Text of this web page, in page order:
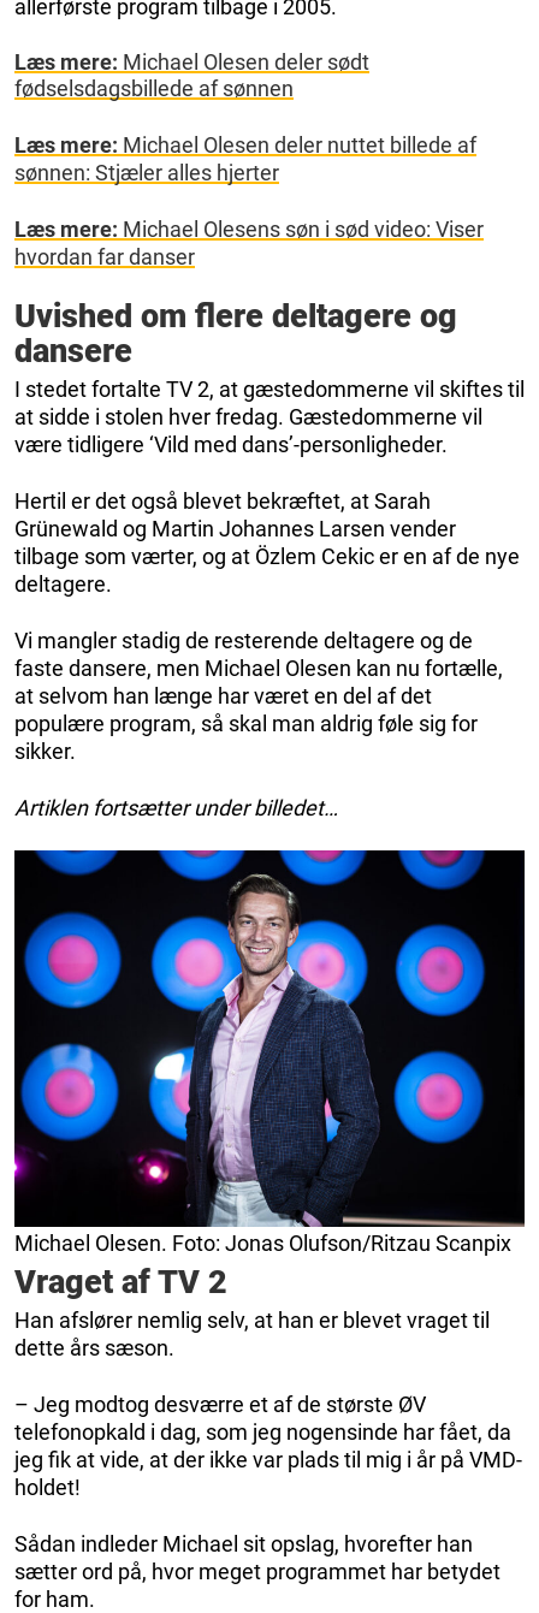
allerførste program tilbage i 2005.
Læs mere: Michael Olesen deler sødt
fødselsdagsbillede af sønnen
Læs mere: Michael Olesen deler nuttet billede af
sønnen: Stjæler alles hjerter
Læs mere: Michael Olesens søn i sød video: Viser
hvordan far danser
Uvished om flere deltagere og
dansere
I stedet fortalte TV 2, at gæstedommerne vil skiftes til
at sidde i stolen hver fredag. Gæstedommerne vil
være tidligere ‘Vild med dans’-personligheder.
Hertil er det også blevet bekræftet, at Sarah
Grünewald og Martin Johannes Larsen vender
tilbage som værter, og at Özlem Cekic er en af de nye
deltagere.
Vi mangler stadig de resterende deltagere og de
faste dansere, men Michael Olesen kan nu fortælle,
at selvom han længe har været en del af det
populære program, så skal man aldrig føle sig for
sikker.
Artiklen fortsætter under billedet…
Michael Olesen. Foto: Jonas Olufson/Ritzau Scanpix
Vraget af TV 2
Han afslører nemlig selv, at han er blevet vraget til
dette års sæson.
– Jeg modtog desværre et af de største ØV
telefonopkald i dag, som jeg nogensinde har fået, da
jeg fik at vide, at der ikke var plads til mig i år på VMD-
holdet!
Sådan indleder Michael sit opslag, hvorefter han
sætter ord på, hvor meget programmet har betydet
for ham.